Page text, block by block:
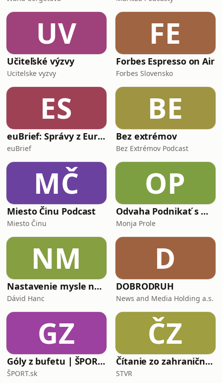
UV
Učiteľské výzvy
Ucitelske vyzvy
FE
Forbes Espresso on Air
Forbes Slovensko
ES
euBrief: Správy z Európskej únie
euBrief
BE
Bez extrémov
Bez Extrémov Podcast
MČ
Miesto Činu Podcast
Miesto Činu
OP
Odvaha Podnikať s Monjou Prole
Monja Prole
NM
Nastavenie mysle na lásku
Dávid Hanc
D
DOBRODRUH
News and Media Holding a.s.
GZ
Góly z bufetu ∣ ŠPORT.sk
ŠPORT.sk
ČZ
Čítanie zo zahraničnej tlače
STVR